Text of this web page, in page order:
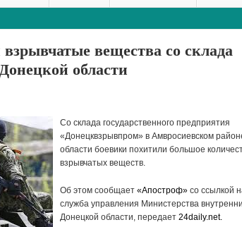
вещества со склада
области
Со склада государственного предприятия
«Донецквзрывпром» в Амвросиевском
области боевики похитили большое
взрывчатых веществ.
Об этом сообщает «Апостроф»со ссылкой
служба управления Министерства
Донецкой области, передает 24daily.net.